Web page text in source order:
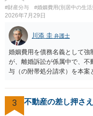
いう関係にはありません。ま
中に形成した財産を清算す
に、預貯金、不動産、保険
要です。また、子の親権につ
「どのような形がお子様の利
め、未就学のお子様について
ば、保育園等への送迎、食事
通院や予防接種への対応、
養育費については、離婚後
するのが原則となります。
#財産分与 #婚姻費用(別居中の生活
2026年7月29日
川添 圭 弁護士
婚姻費用を債務名義として強
が、離婚訴訟が係属中で、不
与（の附帯処分請求）を本
えられます。弁護士へ依頼
談してください。
3 不動産の差し押さ